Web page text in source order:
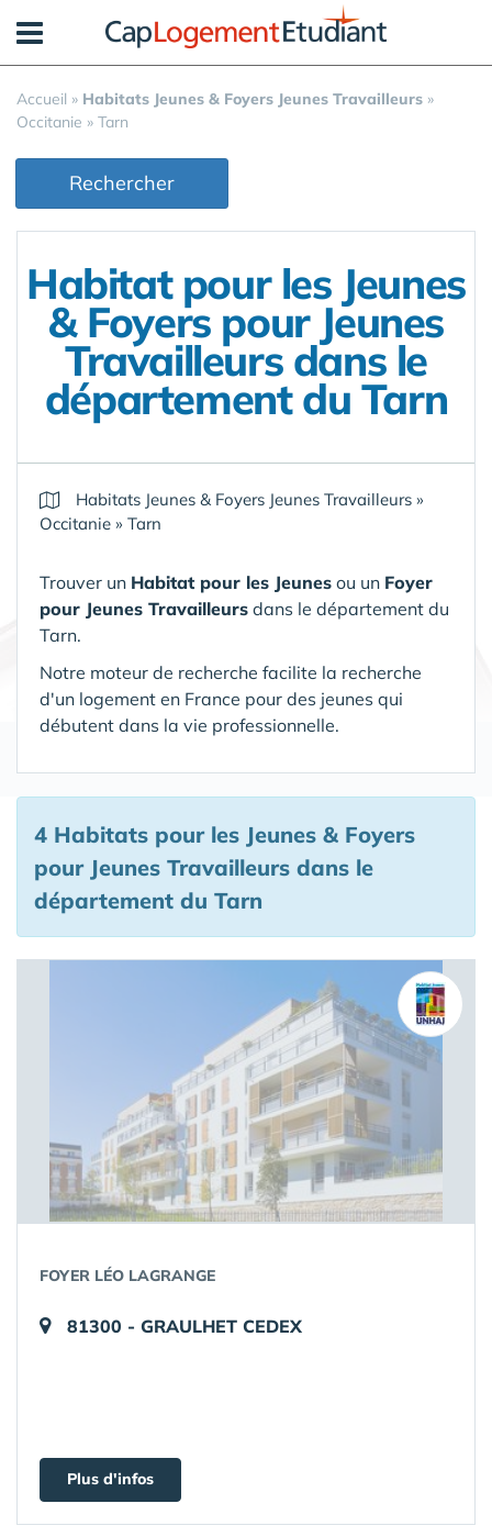
Accueil » Habitats Jeunes & Foyers Jeunes Travailleurs »
Occitanie » Tarn
Rechercher
Habitat pour les Jeunes
& Foyers pour Jeunes
Travailleurs dans le
département du Tarn
Habitats Jeunes & Foyers Jeunes Travailleurs »
Occitanie » Tarn
Trouver un Habitat pour les Jeunes ou un Foyer
pour Jeunes Travailleurs dans le département du
Tarn.
Notre moteur de recherche facilite la recherche
d'un logement en France pour des jeunes qui
débutent dans la vie professionnelle.
4 Habitats pour les Jeunes & Foyers
pour Jeunes Travailleurs dans le
département du Tarn
FOYER LÉO LAGRANGE
81300 - GRAULHET CEDEX
Plus d'infos